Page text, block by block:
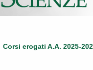
Corsi erogati A.A. 2025-